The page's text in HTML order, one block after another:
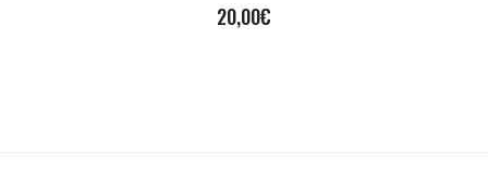
20,00€